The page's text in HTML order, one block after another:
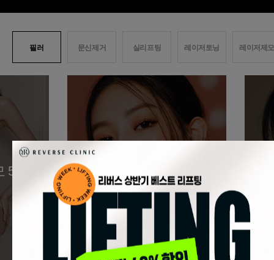
필러 문신제거 실리프팅 레이저토닝 레이저제모
회
90,000원